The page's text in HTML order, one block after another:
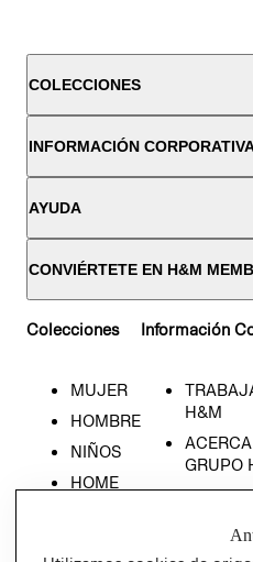
COLECCIONES
INFORMACIÓN
AYUDA
CONVIÉRTETE EN H&M
Colecciones
MUJER
HOMBRE
NIÑOS
HOME
Información
H&M
GRUPO